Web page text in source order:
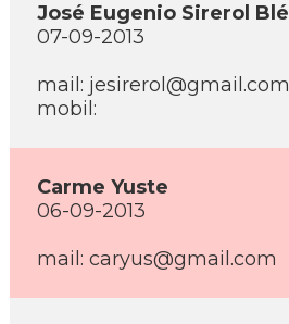
José Eugenio Sirerol Blé
07-09-2013
mail: jesirerol@gmail.com
mobil:
Carme Yuste
06-09-2013
mail: caryus@gmail.com